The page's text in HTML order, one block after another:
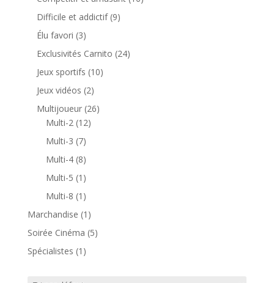
Difficile et addictif 99
Élu favori 33
produits
Exclusivités Carnito 2424
Jeux sportifs 1010
Jeux vidéos 22
produits
Multijoueur 2626
Multi-2 1212
Multi-3 77
produits
Multi-4 88
produits
Multi-5 1 1
produit
Multi-8 1 1
produit
Marchandise 1 1
produit
Soirée Cinéma 55
Spécialistes 1 1